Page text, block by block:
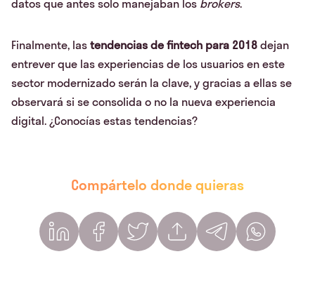
datos que antes solo manejaban los brokers.
Finalmente, las tendencias de fintech para 2018 dejan
entrever que las experiencias de los usuarios en este
sector modernizado serán la clave, y gracias a ellas se
observará si se consolida o no la nueva experiencia
digital. ¿Conocías estas tendencias?
Compártelo donde quieras